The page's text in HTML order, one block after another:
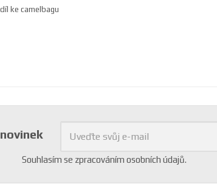
ke camelbagu
Souhlasím se zpracováním osobních údajů.